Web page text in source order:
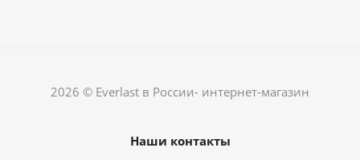
2026 © Everlast в России- интернет-магазин
Наши контакты